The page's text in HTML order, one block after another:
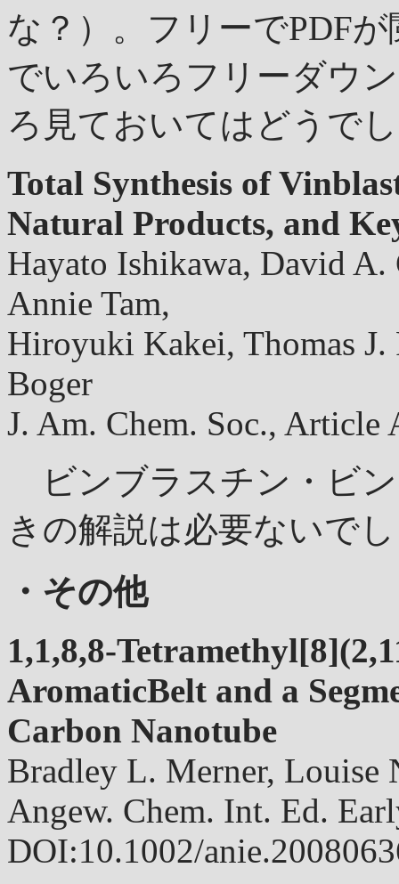
な？）。フリーでPDF
でいろいろフリーダウ
ろ見ておいてはどうで
Total Synthesis of
Natural Products, and
Hayato Ishikawa, David
Annie Tam,
Hiroyuki Kakei, Thomas
Boger
J. Am. Chem. Soc., Article
ビンブラスチン・ビ
きの解説は必要ないで
・その他
1,1,8,8-
AromaticBelt and a
Carbon Nanotube
Bradley L. Merner, Louise
Angew. Chem. Int. Ed.
DOI:10.1002/